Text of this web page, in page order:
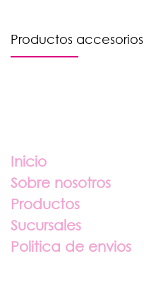
Productos accesorios
Inicio
Sobre nosotros
Productos
Sucursales
Politica de envios